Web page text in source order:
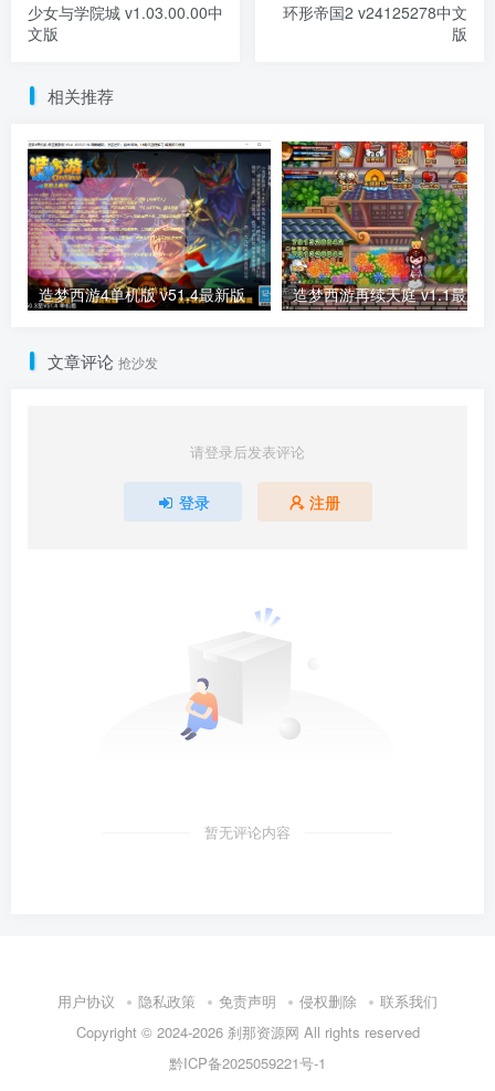
少女与学院城 v1.03.00.00中
文版
环形帝国2 v24125278中文
版
相关推荐
造梦西游4单机版 v51.4最新版 造梦西游再续天庭 v1.1最新
文章评论 抢沙发
请登录后发表评论
登录 注册
暂无评论内容
用户协议 隐私政策 免责声明 侵权删除
联系我们
Copyright © 2024-2026 刹那资源网 All rights reserved
黔ICP备2025059221号-1